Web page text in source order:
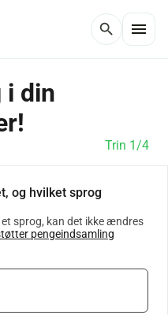
search menu
i din
Trin 1/4
og hvilket sprog
sprog, kan det ikke ændres
pengeindsamling